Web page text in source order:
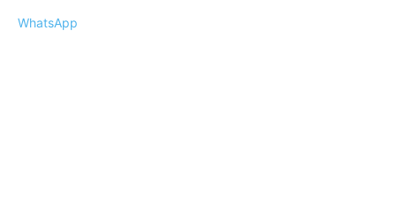
WhatsApp